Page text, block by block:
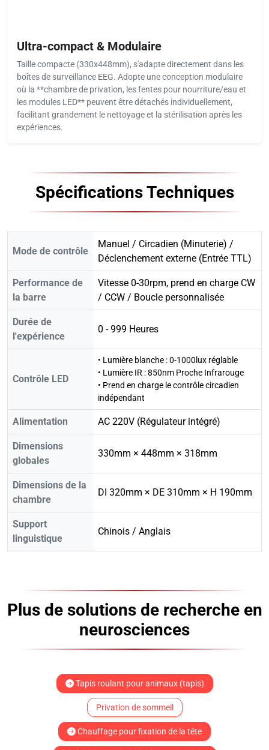
Ultra-compact & Modulaire
Taille compacte (330x448mm), s'adapte directement dans les
boîtes de surveillance EEG. Adopte une conception modulaire
où la **chambre de privation, les fentes pour nourriture/eau et
les modules LED** peuvent être détachés individuellement,
facilitant grandement le nettoyage et la stérilisation après les
expériences.
Spécifications Techniques
Mode de contrôle
Manuel / Circadien (Minuterie) /
Déclenchement externe (Entrée TTL)
Performance de
la barre
Vitesse 0-30rpm, prend en charge CW
/ CCW / Boucle personnalisée
Durée de
l'expérience
0 - 999 Heures
Contrôle LED
• Lumière blanche : 0-1000lux réglable
• Lumière IR : 850nm Proche Infrarouge
• Prend en charge le contrôle circadien
indépendant
Alimentation AC 220V (Régulateur intégré)
Dimensions
globales
330mm × 448mm × 318mm
Dimensions de la
chambre
DI 320mm × DE 310mm × H 190mm
Support
linguistique
Chinois / Anglais
Plus de solutions de recherche en
neurosciences
Tapis roulant pour animaux (tapis)
Privation de sommeil
Chauffage pour fixation de la tête